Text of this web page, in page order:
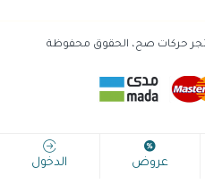
عروض الدخول